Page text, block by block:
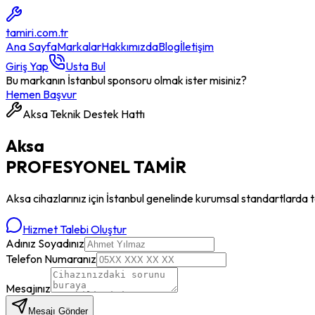
tamiri.com.tr
Ana SayfaMarkalarHakkımızdaBlogİletişim
Giriş Yap
Usta Bul
Bu markanın İstanbul sponsoru olmak ister misiniz?
Hemen Başvur
AksaTeknik Destek Hattı
Aksa
PROFESYONELTAMİR
Aksacihazlarınız için İstanbul genelinde kurumsal standartlarda
Hizmet Talebi Oluştur
Adınız Soyadınız
Telefon Numaranız
Mesajınız
Mesajı Gönder